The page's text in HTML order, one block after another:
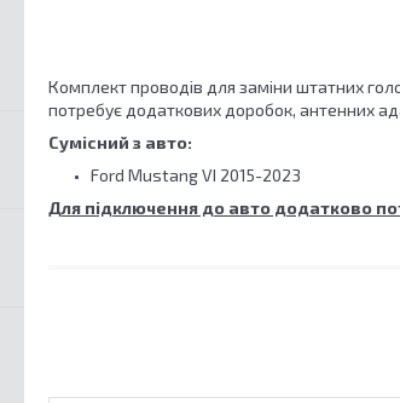
Комплект проводів для заміни штатних
потребує додаткових доробок, антенних
Сумісний з авто:
Ford Mustang VI 2015-2023
Для підключення до авто додатково